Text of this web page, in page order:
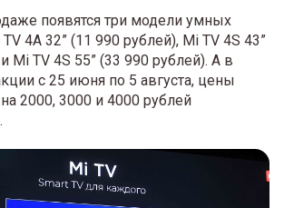
появятся три модели умных
4A 32” (11 990 рублей), Mi TV 4S 43”
Mi TV 4S 55” (33 990 рублей). А в
с 25 июня по 5 августа, цены
2000, 3000 и 4000 рублей